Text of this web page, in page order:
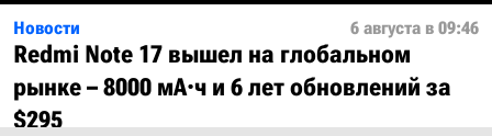
Новости 6 августа в 09:46
Redmi Note 17 вышел на глобальном
рынке – 8000 мА·ч и 6 лет обновлений за
$295